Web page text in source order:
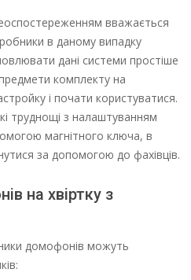
вважається
в даному випадку
дані системи простіше
комплекту на
і почати користуватися.
труднощі з налаштуванням
магнітного ключа, в
за допомогою до фахівців.
на хвіртку з
домофонів можуть